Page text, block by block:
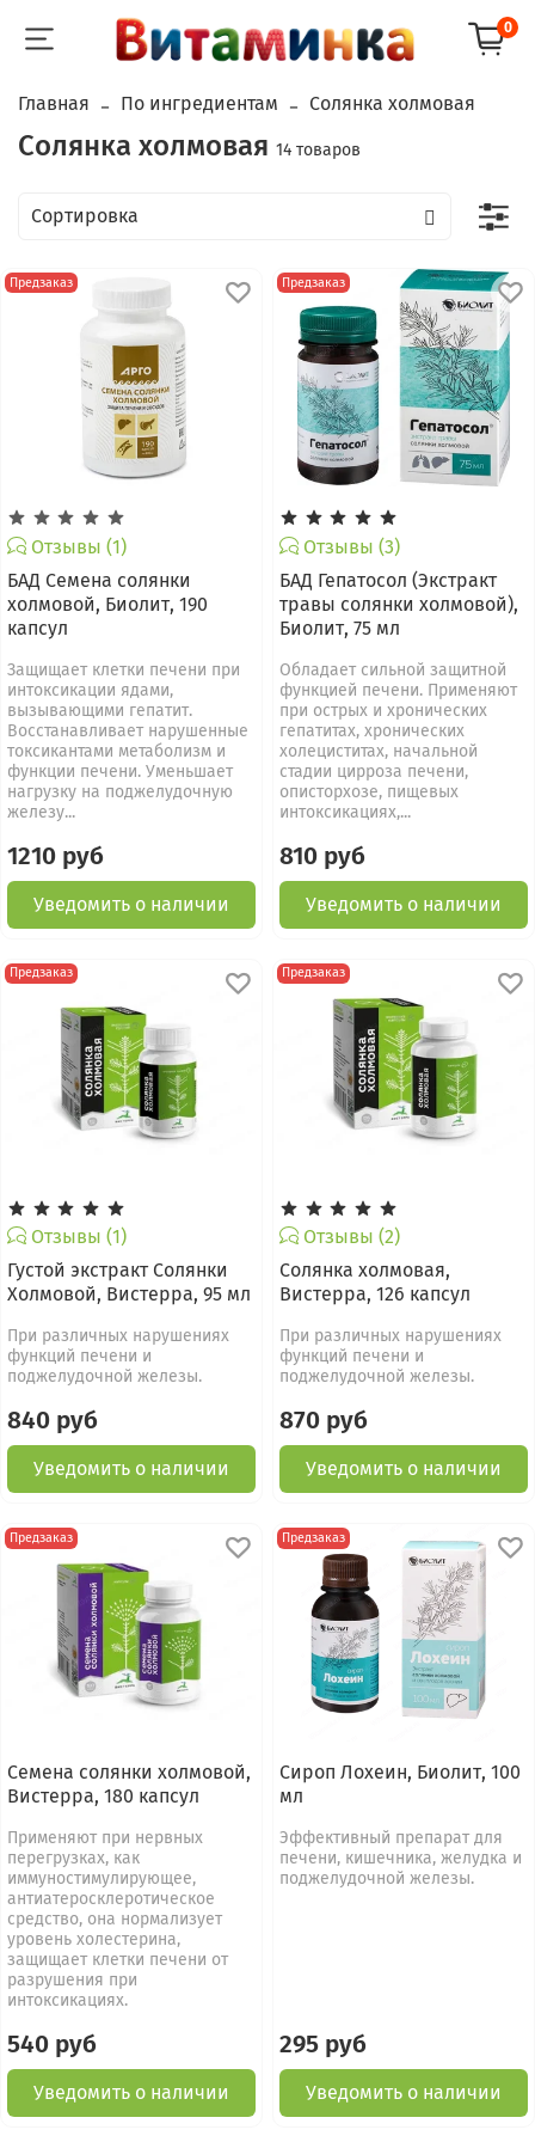
0
Главная По ингредиентам Солянка холмовая
Солянка холмовая 14 товаров
Предзаказ
Отзывы (1)
БАД Семена солянки
холмовой, Биолит, 190
капсул
Защищает клетки печени при
интоксикации ядами,
вызывающими гепатит.
Восстанавливает нарушенные
токсикантами метаболизм и
функции печени. Уменьшает
нагрузку на поджелудочную
железу...
1210 руб
Уведомить о наличии
Предзаказ
Отзывы (3)
БАД Гепатосол (Экстракт
травы солянки холмовой),
Биолит, 75 мл
Обладает сильной защитной
функцией печени. Применяют
при острых и хронических
гепатитах, хронических
холециститах, начальной
стадии цирроза печени,
описторхозе, пищевых
интоксикациях,...
810 руб
Уведомить о наличии
Предзаказ
Отзывы (1)
Густой экстракт Солянки
Холмовой, Вистерра, 95 мл
При различных нарушениях
функций печени и
поджелудочной железы.
840 руб
Уведомить о наличии
Предзаказ
Отзывы (2)
Солянка холмовая,
Вистерра, 126 капсул
При различных нарушениях
функций печени и
поджелудочной железы.
870 руб
Уведомить о наличии
Предзаказ
Семена солянки холмовой,
Вистерра, 180 капсул
Применяют при нервных
перегрузках, как
иммуностимулирующее,
антиатеросклеротическое
средство, она нормализует
уровень холестерина,
защищает клетки печени от
разрушения при
интоксикациях.
540 руб
Уведомить о наличии
Предзаказ
Сироп Лохеин, Биолит, 100
мл
Эффективный препарат для
печени, кишечника, желудка и
поджелудочной железы.
295 руб
Уведомить о наличии